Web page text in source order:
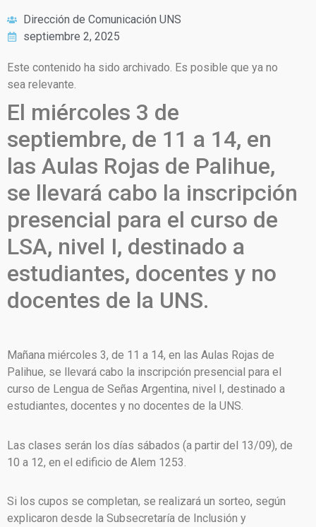
Dirección de Comunicación UNS
septiembre 2, 2025
Este contenido ha sido archivado. Es posible que ya no
sea relevante.
El miércoles 3 de
septiembre, de 11 a 14, en
las Aulas Rojas de Palihue,
se llevará cabo la inscripción
presencial para el curso de
LSA, nivel I, destinado a
estudiantes, docentes y no
docentes de la UNS.
Mañana miércoles 3, de 11 a 14, en las Aulas Rojas de
Palihue, se llevará cabo la inscripción presencial para el
curso de Lengua de Señas Argentina, nivel I, destinado a
estudiantes, docentes y no docentes de la UNS.
Las clases serán los días sábados (a partir del 13/09), de
10 a 12, en el edificio de Alem 1253.
Si los cupos se completan, se realizará un sorteo, según
explicaron desde la Subsecretaría de Inclusión y